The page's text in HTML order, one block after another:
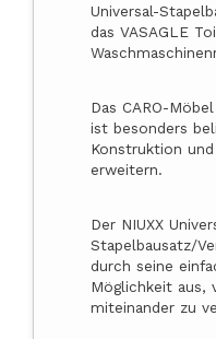
Universal-
das VASAGLE
Das CARO-
ist besonders
Konstruktion
erweitern.
Der NIUXX
Stapelbausatz/
durch seine
Möglichkeit aus,
miteinander zu